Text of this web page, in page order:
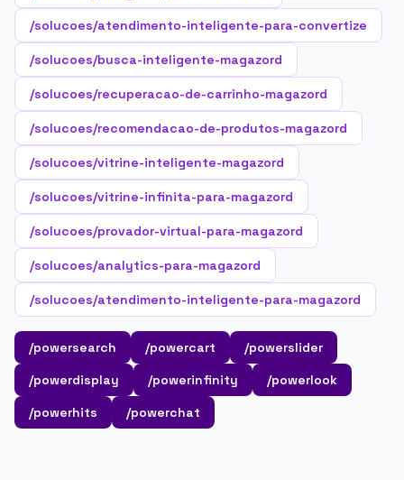
/solucoes/atendimento-inteligente-para-convertize
/solucoes/busca-inteligente-magazord
/solucoes/recuperacao-de-carrinho-magazord
/solucoes/recomendacao-de-produtos-magazord
/solucoes/vitrine-inteligente-magazord
/solucoes/vitrine-infinita-para-magazord
/solucoes/provador-virtual-para-magazord
/solucoes/analytics-para-magazord
/solucoes/atendimento-inteligente-para-magazord
/powersearch /powercart
/powerslider
/powerdisplay
/powerinfinity
/powerlook
/powerhits
/powerchat